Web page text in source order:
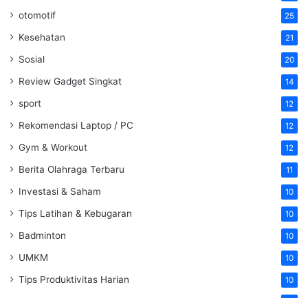
otomotif 25
Kesehatan 21
Sosial 20
Review Gadget Singkat 14
sport 12
Rekomendasi Laptop / PC 12
Gym & Workout 12
Berita Olahraga Terbaru 11
Investasi & Saham 10
Tips Latihan & Kebugaran 10
Badminton 10
UMKM 10
Tips Produktivitas Harian 10